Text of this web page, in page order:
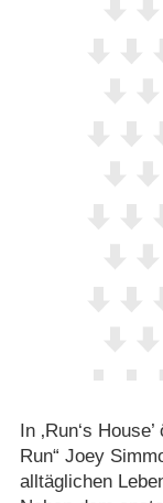
In ‚Run‘s
Run“ Joey
alltäglichen